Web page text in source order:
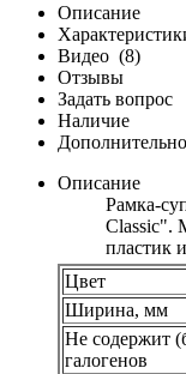
Описание
Видео (8)
Отзывы
Задать вопрос
Наличие
Дополнительно
Описание
Рамка-
Classic".
пластик
Цвет
Ширина, мм
Не содержит
галогенов